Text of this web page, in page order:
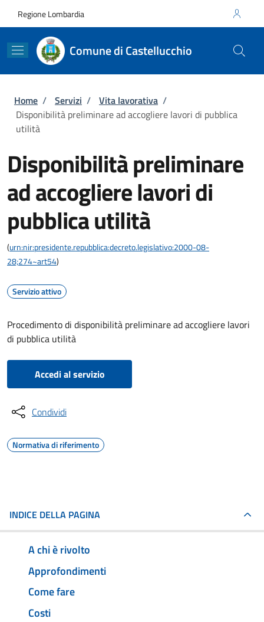
Regione Lombardia
Comune di Castellucchio
Briciole di pane
Home / Servizi / Vita lavorativa /
Disponibilità preliminare ad accogliere lavori di pubblica
utilità
Disponibilità preliminare
ad accogliere lavori di
pubblica utilità
(urn:nir:presidente.repubblica:decreto.legislativo:2000-08-
28;274~art54)
Servizio attivo
Procedimento di disponibilità preliminare ad accogliere lavori
di pubblica utilità
Accedi al servizio
Condividi
Normativa di riferimento
INDICE DELLA PAGINA
A chi è rivolto
Approfondimenti
Come fare
Costi